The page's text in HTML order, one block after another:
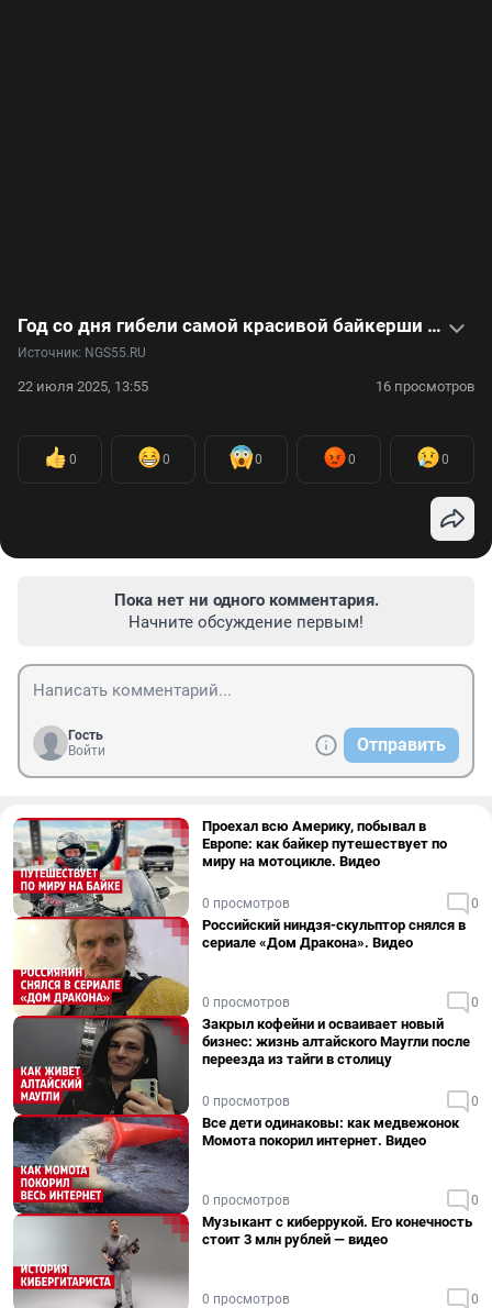
Год со дня гибели самой красивой байкерши России МотоТани в Турции: видео
Источник: NGS55.RU
22 июля 2025, 13:55 16 просмотров
0 0 0 0 0
Пока нет ни одного комментария.
Начните обсуждение первым!
Гость
Войти
Отправить
Проехал всю Америку, побывал в
Европе: как байкер путешествует по
миру на мотоцикле. Видео
0 просмотров 0
Российский ниндзя-скульптор снялся в
сериале «Дом Дракона». Видео
0 просмотров 0
Закрыл кофейни и осваивает новый
бизнес: жизнь алтайского Маугли после
переезда из тайги в столицу
0 просмотров 0
Все дети одинаковы: как медвежонок
Момота покорил интернет. Видео
0 просмотров 0
Музыкант с киберрукой. Его конечность
стоит 3 млн рублей — видео
0 просмотров 0